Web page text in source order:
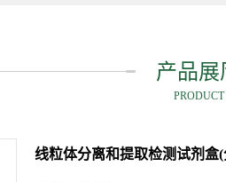
产品展
PRODUCT
线粒体分离和提取检测试剂盒